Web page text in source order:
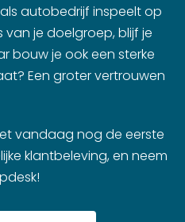
autobedrijf inspeelt op
je doelgroep, blijf je
bouw je ook een sterke
Een groter vertrouwen
vandaag nog de eerste
klantbeleving, en neem